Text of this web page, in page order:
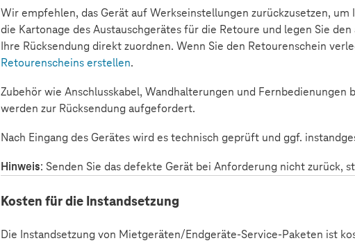
Wir empfehlen, das Gerät auf Werkseinstellungen zurückzusetzen,
die Kartonage des Austauschgerätes für die Retoure und legen Sie
Ihre Rücksendung direkt zuordnen. Wenn Sie den Retourenschein
Retourenscheins erstellen.
Zubehör wie Anschlusskabel, Wandhalterungen und Fernbedienungen
werden zur Rücksendung aufgefordert.
Nach Eingang des Gerätes wird es technisch geprüft und ggf.
Hinweis: Senden Sie das defekte Gerät bei Anforderung nicht zurück,
Kosten für die Instandsetzung
Die Instandsetzung von Mietgeräten/Endgeräte-Service-Paketen ist